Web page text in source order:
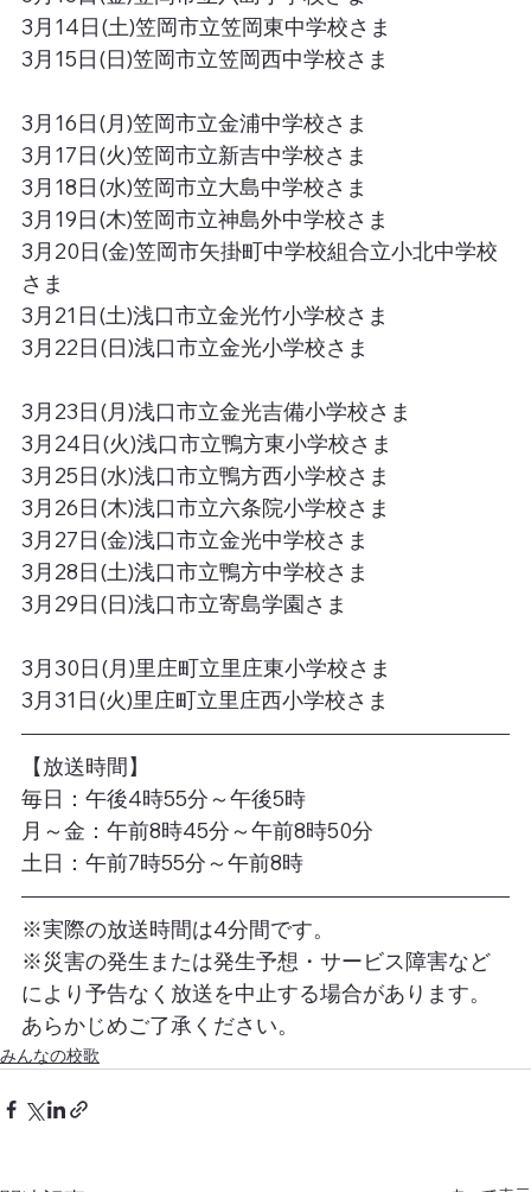
3月14日(土)笠岡市立笠岡東中学校さま
3月15日(日)笠岡市立笠岡西中学校さま
3月16日(月)笠岡市立金浦中学校さま
3月17日(火)笠岡市立新吉中学校さま
3月18日(水)笠岡市立大島中学校さま
3月19日(木)笠岡市立神島外中学校さま
3月20日(金)笠岡市矢掛町中学校組合立小北中学校
さま
3月21日(土)浅口市立金光竹小学校さま
3月22日(日)浅口市立金光小学校さま
3月23日(月)浅口市立金光吉備小学校さま
3月24日(火)浅口市立鴨方東小学校さま
3月25日(水)浅口市立鴨方西小学校さま
3月26日(木)浅口市立六条院小学校さま
3月27日(金)浅口市立金光中学校さま
3月28日(土)浅口市立鴨方中学校さま
3月29日(日)浅口市立寄島学園さま
3月30日(月)里庄町立里庄東小学校さま
3月31日(火)里庄町立里庄西小学校さま
【放送時間】
毎日：午後4時55分～午後5時
月～金：午前8時45分～午前8時50分
土日：午前7時55分～午前8時
※実際の放送時間は4分間です。
※災害の発生または発生予想・サービス障害など
により予告なく放送を中止する場合があります。
あらかじめご了承ください。
みんなの校歌